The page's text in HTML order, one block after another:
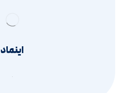
اینماد